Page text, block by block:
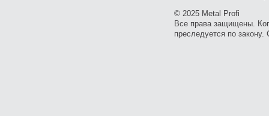
© 2025 Metal Profi
Все права защищены.
преследуется по